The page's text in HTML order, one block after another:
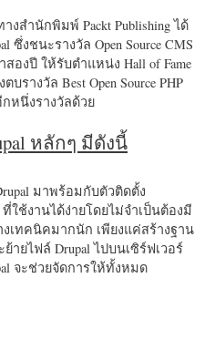
างสำนักพิมพ์ Packt Publishing ได้
ซึ่งชนะรางวัล Open Source CMS
องปี ให้รับตำแหน่ง Hall of Fame
รางวัล Best Open Source PHP
หนึ่งรางวัลด้วย
หลักๆ มีดังนี้
มาพร้อมกับตัวติดตั้ง
ที่ใช้งานได้ง่ายโดยไม่จำเป็นต้องมี
เทคนิคมากนัก เพียงแค่สร้างฐาน
ายไฟล์ Drupal ไปบนเซิร์ฟเวอร์
จะช่วยจัดการให้ทั้งหมด